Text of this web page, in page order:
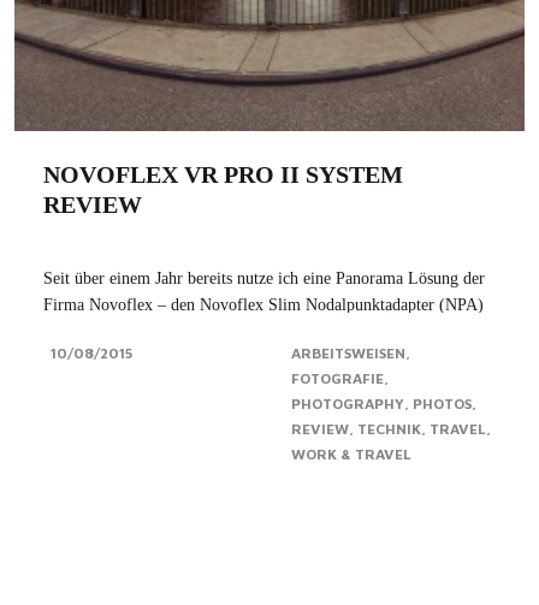
NOVOFLEX VR PRO II SYSTEM
REVIEW
Seit über einem Jahr bereits nutze ich eine Panorama Lösung der
Firma Novoflex – den Novoflex Slim Nodalpunktadapter (NPA)
bin, musste eine Alternative zum eher auf kleinere Kamerasysteme
ausgelegten Novoflex Slim...Click for more
10/08/2015
ARBEITSWEISEN
FOTOGRAFIE
PHOTOGRAPHY PHOTOS
REVIEW TECHNIK TRAVEL
WORK & TRAVEL